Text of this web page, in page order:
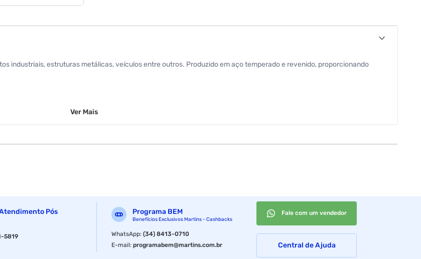
industriais, estruturas metálicas, veículos entre outros. Produzido em aço temperado e revenido, proporcionando
Ver Mais
Pós
5819
Programa BEM
Benefícios Exclusivos Martins - Cashbacks
WhatsApp:(34) 8413-0710
E-mail:programabem@martins.com.br
Fale com um vendedor
Central de Ajuda